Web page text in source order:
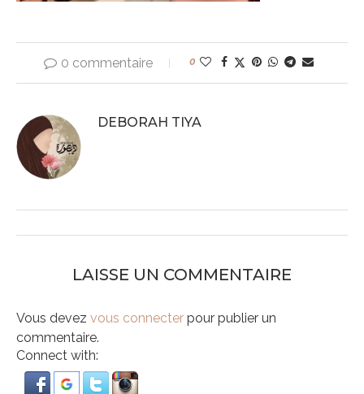
0 commentaire 0
DEBORAH TIYA
LAISSE UN COMMENTAIRE
Vous devez vous connecter pour publier un
commentaire.
Connect with: